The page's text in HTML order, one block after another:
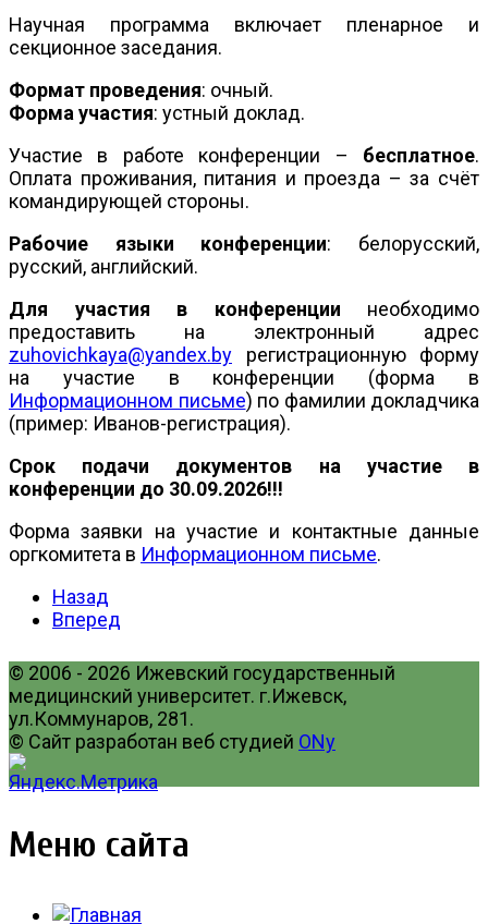
Научная программа включает пленарное и
секционное заседания.
Формат проведения: очный.
Форма участия: устный доклад.
Участие в работе конференции – бесплатное.
Оплата проживания, питания и проезда – за счёт
командирующей стороны.
Рабочие языки конференции: белорусский,
русский, английский.
Для участия в конференции необходимо
предоставить на электронный адрес
zuhovichkaya@yandex.by регистрационную форму
на участие в конференции (форма в
Информационном письме) по фамилии докладчика
(пример: Иванов-регистрация).
Срок подачи документов на участие в
конференции до 30.09.2026!!!
Форма заявки на участие и контактные данные
оргкомитета в Информационном письме.
Назад
Вперед
© 2006 - 2026 Ижевский государственный
медицинский университет. г.Ижевск,
ул.Коммунаров, 281.
© Сайт разработан веб студией ONy
Меню сайта